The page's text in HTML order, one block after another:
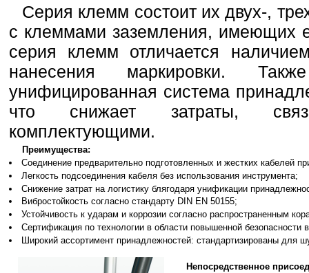
Серия клемм состоит их двух-,
с клеммами заземления, имеющих
серия клемм отличается
нанесения маркировки.
унифицированная система
что снижает затраты,
комплектующими.
Преимущества:
Соединение предварительно подготовленных и жестких кабелей
Легкость подсоединения кабеля без использования инструмента;
Снижение затрат на логистику блягодаря унификации
Вибростойкость согласно стандарту DIN EN 50155;
Устойчивость к ударам и коррозии согласно распространенным
Сертификация по технологии в области повышенной безопасности
Широкий ассортимент принадлежностей: стандартизированы для
Непосредственное